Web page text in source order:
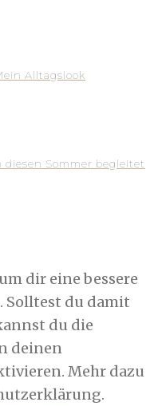
Alltagslook
diesen Sommer begleitet
dir eine bessere
Solltest du damit
du die
deinen
Mehr dazu